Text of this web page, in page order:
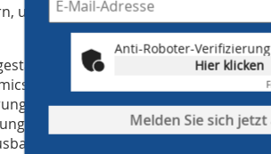
um von diesen Vorteilen zu
wurden entsprechende
geschaffen. Auf diese Art und Weise
gesteuert und man kann in
durch die Zusammensetzung des
Anti-Roboter-Verifizierung
Hier klicken
Melden Sie sich jetzt